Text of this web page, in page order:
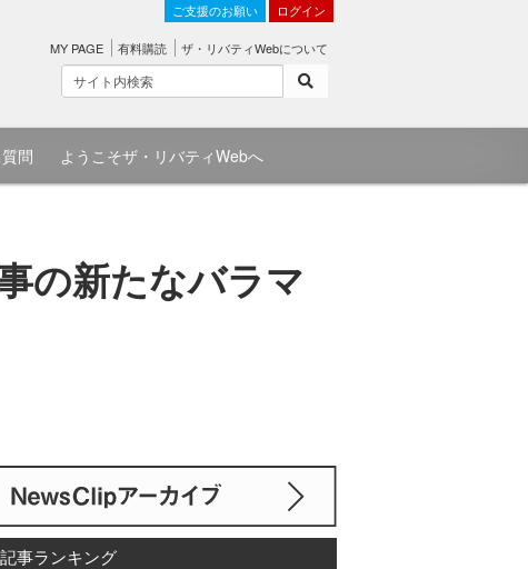
ご支援のお願い ログイン
MY PAGE 有料購読 ザ・リバティWebについて
問 ようこそザ・リバティWebへ
の新たなバラマ
記事ランキング